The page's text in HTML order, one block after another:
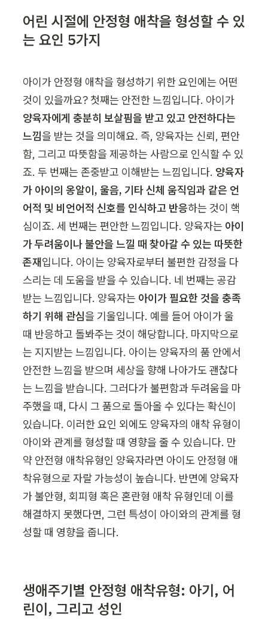
어린 시절에 안정형 애착을 형성할 수 있
는 요인 5가지
아이가 안정형 애착을 형성하기 위한 요인에는 어떤
양육자에게 충분히 보살핌을 받고 있고 안전하다는
느낌을 받는 것을 의미해요. 즉, 양육자는 신뢰, 편안
함, 그리고 따뜻함을 제공하는 사람으로 인식할 수 있
죠. 두 번째는 존중받고 이해받는 느낌입니다. 양육자
가 아이의 옹알이, 울음, 기타 신체 움직임과 같은 언
어적 및 비언어적 신호를 인식하고 반응하는 것이 핵
심이죠. 세 번째는 편안한 느낌입니다. 양육자는 아이
가 두려움이나 불안을 느낄 때 찾아갈 수 있는 따뜻한
존재입니다. 아이는 양육자로부터 불편한 감정을 다
스리는 데 도움을 받을 수 있습니다. 네 번째는 공감
받는 느낌입니다. 양육자는 아이가 필요한 것을 충족
하기 위해 관심을 기울입니다. 예를 들어 아이가 울
때 반응하고 돌봐주는 것이 해당합니다. 마지막으로
는 지지받는 느낌입니다. 아이는 양육자의 품 안에서
안전한 느낌을 받으며 세상을 향해 나아가도 괜찮다
는 느낌을 받습니다. 그러다가 불편함과 두려움을 마
주했을 때, 다시 그 품으로 돌아올 수 있다는 확신이
있습니다. 이러한 요인 외에도 양육자의 애착 유형이
아이와 관계를 형성할 때 영향을 줄 수 있습니다. 만
약 안전형 애착유형인 양육자라면 아이도 안정형 애
착유형으로 자랄 가능성이 높습니다. 반면에 양육자
가 불안형, 회피형 혹은 혼란형 애착 유형인데 이를
해결하지 못했다면, 그런 특성이 아이와의 관계를 형
성할 때 영향을 줍니다.
생애주기별 안정형 애착유형: 아기, 어
린이, 그리고 성인